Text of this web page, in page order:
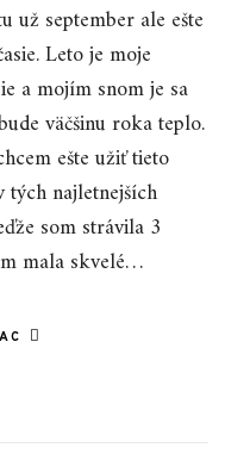
už september ale ešte
Leto je moje
a mojím snom je sa
väčšinu roka teplo.
ešte užiť tieto
najletnejších
som strávila 3
mala skvelé…